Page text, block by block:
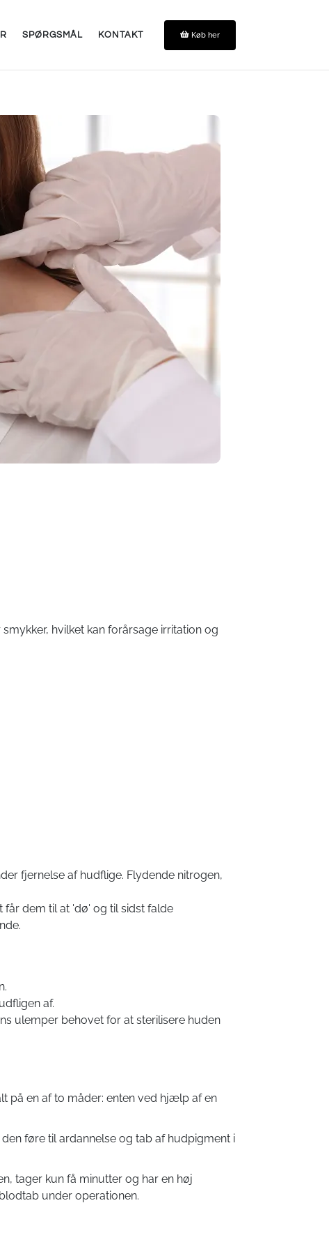
Køb her
SPØRGSMÅL KONTAKT
hvilket kan forårsage irritation og
fjernelse af hudflige. Flydende nitrogen,
får dem til at 'dø' og til sidst falde
af.
ulemper behovet for at sterilisere huden
på en af to måder: enten ved hjælp af en
føre til ardannelse og tab af hudpigment i
tager kun få minutter og har en høj
under operationen.